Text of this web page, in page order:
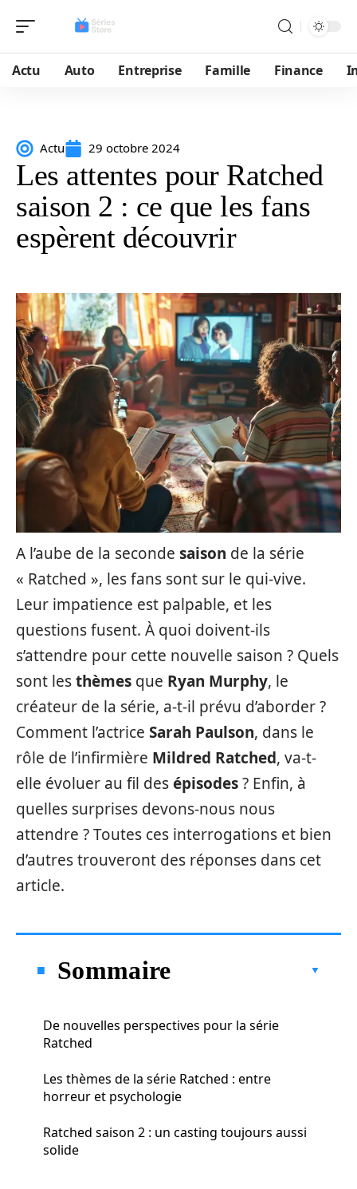
Actu Auto Entreprise Famille Finance
Actu 29 octobre 2024
Les attentes pour Ratched
saison 2 : ce que les fans
espèrent découvrir
A l’aube de la seconde saison de la série
« Ratched », les fans sont sur le qui-vive.
Leur impatience est palpable, et les
questions fusent. À quoi doivent-ils
s’attendre pour cette nouvelle saison ? Quels
sont lesthèmes que Ryan Murphy, le
créateur de la série, a-t-il prévu d’aborder ?
Comment l’actrice Sarah Paulson, dans le
rôle de l’infirmière Mildred Ratched, va-t-
elle évoluer au fil desépisodes? Enfin, à
quelles surprises devons-nous nous
attendre ? Toutes ces interrogations et bien
d’autres trouveront des réponses dans cet
article.
Sommaire
De nouvelles perspectives pour la série
Ratched
Les thèmes de la série Ratched : entre
horreur et psychologie
Ratched saison 2 : un casting toujours aussi
solide